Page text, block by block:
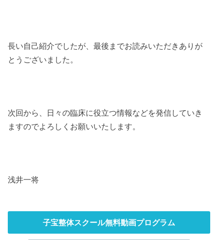
長い自己紹介でしたが、最後までお読みいただきありが
とうございました。
次回から、日々の臨床に役立つ情報などを発信していき
ますのでよろしくお願いいたします。
浅井一将
子宝整体スクール無料動画プログラム